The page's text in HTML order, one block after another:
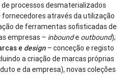
processos desmaterializados
fornecedores através da utilização
de ferramentas sofisticadas de
empresas – inbounde outbound);
e design– conceção e registo
a criação de marcas próprias
e da empresa), novas coleções